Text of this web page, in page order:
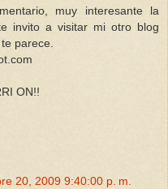
muy interesante la
invito a visitar mi otro blog
parece.
ON!!
20, 2009 9:40:00 p. m.